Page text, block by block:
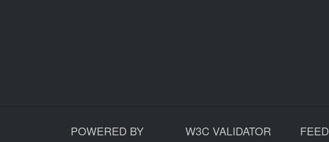
POWERED BY W3C VALIDATOR FEED